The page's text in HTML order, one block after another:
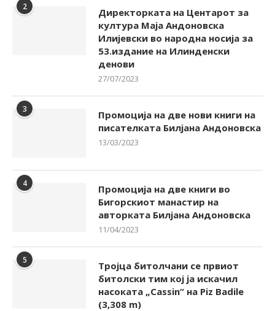
2
Директорката на Центарот за
култура Маја Андоновска
Илијевски во народна носија за
53.издание на Илинденски
денови
27/07/2023
3
Промоција на две нови книги на
писателката Билјана Андоновска
13/03/2023
4
Промоција на две книги во
Бигорскиот манастир на
авторката Билјана Андоновска
11/04/2023
5
Тројца битолчани се првиот
битолски тим кој ја искачил
насоката „Cassin“ на Piz Badile
(3,308 m)